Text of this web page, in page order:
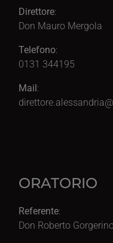
Direttore:
Don Mauro Mergola
Telefono:
0131 344195
Mail:
ORATORIO
Referente:
Don Roberto